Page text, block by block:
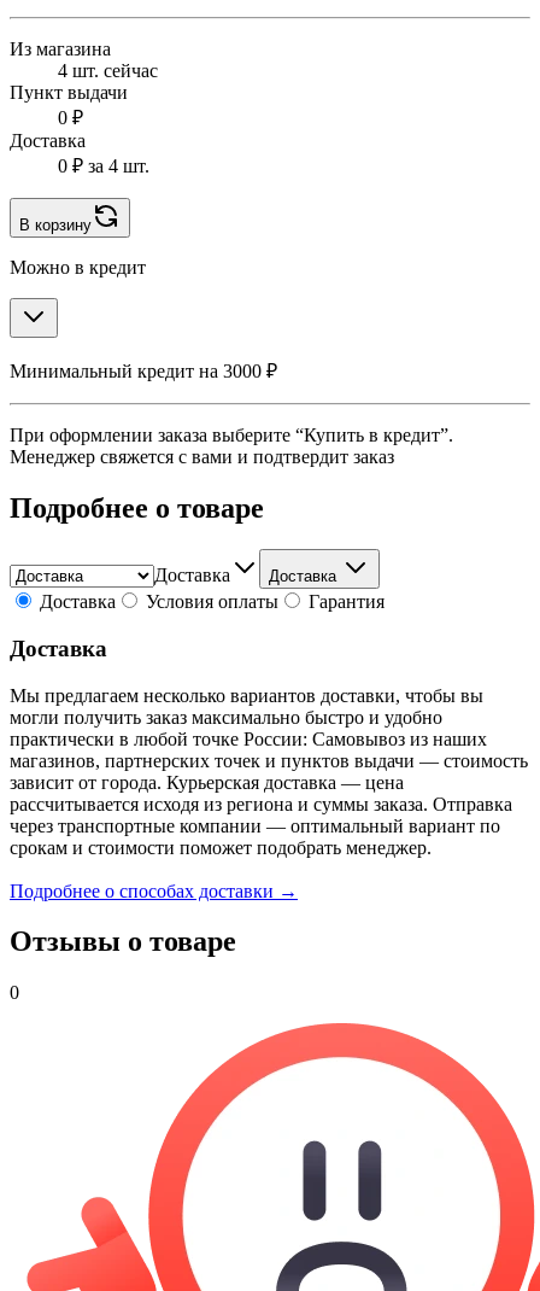
Из магазина
4 шт. сейчас
Пункт выдачи
0 ₽
Доставка
0 ₽ за 4 шт.
В корзину
Можно в кредит
Минимальный кредит на 3000 ₽
При оформлении заказа выберите “Купить в кредит”.
Менеджер свяжется с вами и подтвердит заказ
Подробнее о товаре
Доставка Доставка
Доставка Условия оплаты Гарантия
Доставка
Мы предлагаем несколько вариантов доставки, чтобы вы
могли получить заказ максимально быстро и удобно
практически в любой точке России: Самовывоз из наших
магазинов, партнерских точек и пунктов выдачи — стоимость
зависит от города. Курьерская доставка — цена
рассчитывается исходя из региона и суммы заказа. Отправка
через транспортные компании — оптимальный вариант по
срокам и стоимости поможет подобрать менеджер.
Подробнее о способах доставки →
Отзывы о товаре
0